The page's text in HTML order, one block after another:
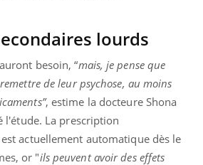
lourds
besoin, “mais, je pense que
de leur psychose, au moins
, estime la docteure Shona
l'étude. La prescription
actuellement automatique dès le
or "ils peuvent avoir des effets